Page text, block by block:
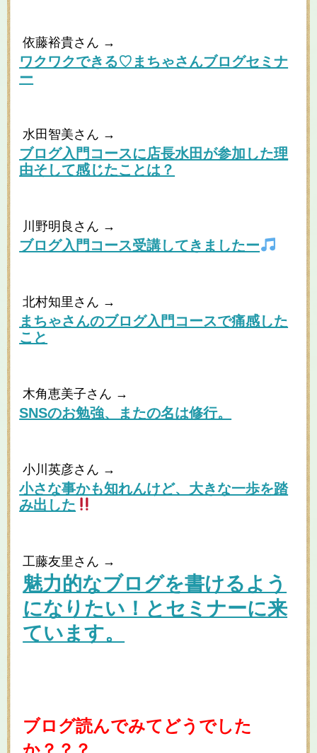
依藤裕貴さん →
ワクワクできる♡まちゃさんブログセミナ
ー
水田智美さん →
ブログ入門コースに店長水田が参加した理
由そして感じたことは？
川野明良さん →
ブログ入門コース受講してきましたー
北村知里さん →
まちゃさんのブログ入門コースで痛感した
こと
木角恵美子さん →
SNSのお勉強、またの名は修行。
小川英彦さん →
小さな事かも知れんけど、大きな一歩を踏
み出した
工藤友里さん →
魅力的なブログを書けるよう
になりたい！とセミナーに来
ています。
ブログ読んでみてどうでした